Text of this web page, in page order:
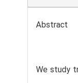
Abstract
We study